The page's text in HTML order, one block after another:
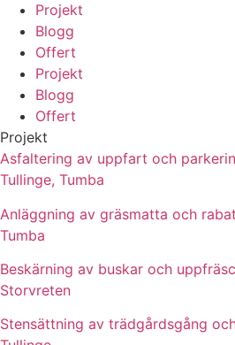
Projekt
Blogg
Offert
Projekt
Blogg
Offert
Projekt
Asfaltering av uppfart och
Tullinge, Tumba
Anläggning av gräsmatta och
Tumba
Beskärning av buskar och
Storvreten
Stensättning av trädgårdsgång